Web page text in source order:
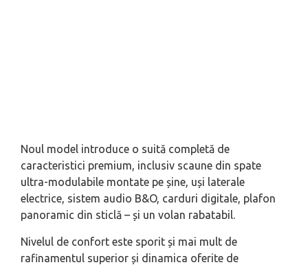
Noul model introduce o suită completă de
caracteristici premium, inclusiv scaune din spate
ultra-modulabile montate pe șine, uși laterale
electrice, sistem audio B&O, carduri digitale, plafon
panoramic din sticlă – și un volan rabatabil.
Nivelul de confort este sporit și mai mult de
rafinamentul superior și dinamica oferite de